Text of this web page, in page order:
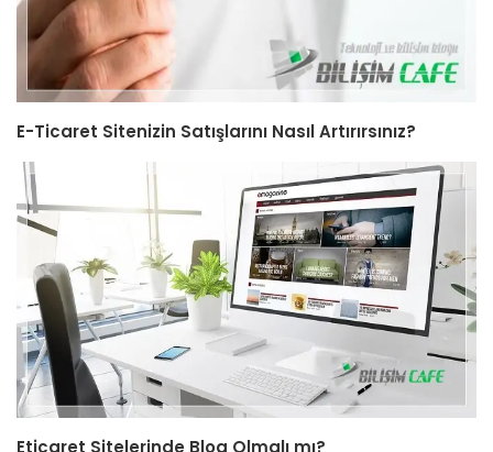
E-Ticaret Sitenizin Satışlarını Nasıl Artırırsınız?
Eticaret Sitelerinde Blog Olmalı mı?